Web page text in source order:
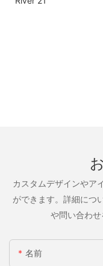
カスタムデザインやア
ができます。詳細につ
や問い合わせ
名前